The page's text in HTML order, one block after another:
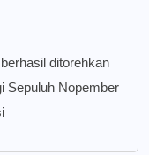
ditorehkan
Sepuluh Nopember